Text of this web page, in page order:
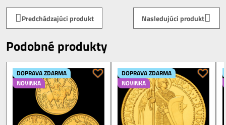
Predchádzajúci produkt Nasledujúci produkt
Podobné produkty
DOPRAVA ZDARMA
NOVINKA
DOPRAVA ZDARMA
NOVINKA